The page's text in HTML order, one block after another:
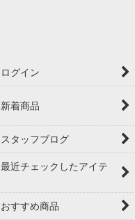
ログイン
新着商品
スタッフブログ
最近チェックしたアイテ
おすすめ商品